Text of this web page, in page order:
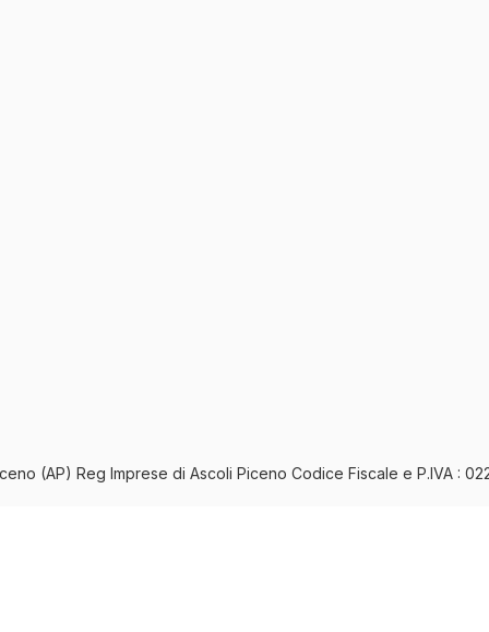
(AP) Reg Imprese di Ascoli Piceno Codice Fiscale e P.IVA :